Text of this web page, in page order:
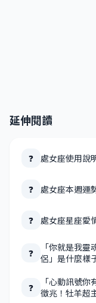
延伸閱讀
❓ 處女座使用說
❓ 處女座本週運
❓ 處女座星座愛
❓
「你就是我
侶」是什麼樣
❓
「心動訊號
徵兆！牡羊超